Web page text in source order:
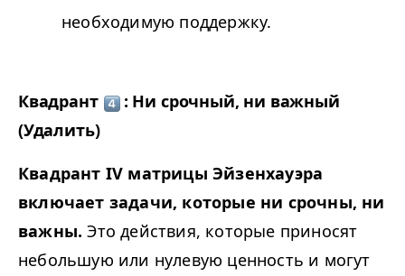
необходимую поддержку.
Квадрант
: Ни срочный, ни важный
(Удалить)
Квадрант IV матрицы Эйзенхауэра
включает задачи, которые ни срочны, ни
важны.Это действия, которые приносят
небольшую или нулевую ценность и могут